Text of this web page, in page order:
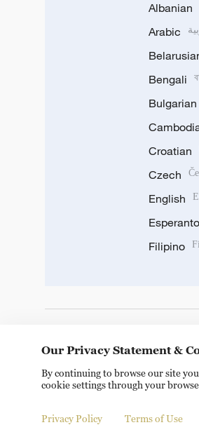
Albanian
Arabic
Bengali
Bulgarian
Croatian
Czech
English
Esperanto
Filipino
Copyright © 2024 CGTN. 京ICP
Our Privacy Statement &
By continuing to browse our site
cookie settings through your
Privacy Policy Terms of Use